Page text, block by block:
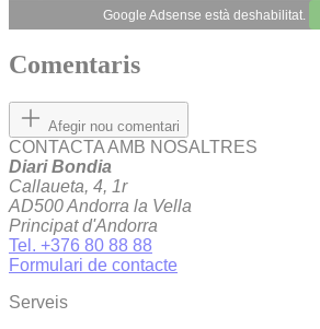
Google Adsense està deshabilitat.
Comentaris
Afegir nou comentari
CONTACTA AMB NOSALTRES
Diari Bondia
Callaueta, 4, 1r
AD500 Andorra la Vella
Principat d'Andorra
Tel. +376 80 88 88
Formulari de contacte
Serveis